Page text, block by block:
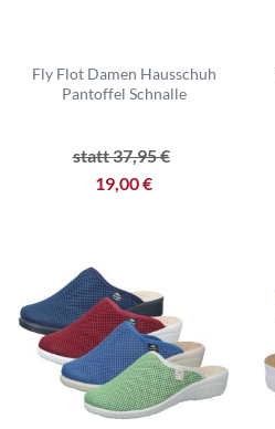
Fly Flot Damen Hausschuh
Pantoffel Schnalle
statt 37,95 €
19,00 €